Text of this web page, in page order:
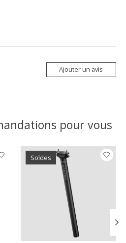
Ajouter un avis
pour vous
produits
Soldes